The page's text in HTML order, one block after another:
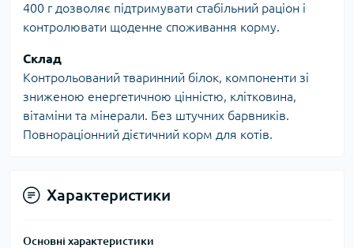
400 г дозволяє підтримувати стабільний раціон і
контролювати щоденне споживання корму.
Склад
Контрольований тваринний білок, компоненти зі
зниженою енергетичною цінністю, клітковина,
вітаміни та мінерали. Без штучних барвників.
Повнораціонний дієтичний корм для котів.
Характеристики
Основні характеристики